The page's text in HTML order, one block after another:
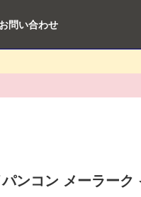
お問い合わせ
ンコン メーラーク